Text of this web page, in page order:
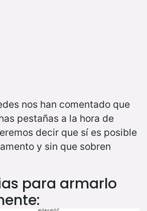
nos han comentado que
pestañas a la hora de
decir que sí es posible
y sin que sobren
para armarlo